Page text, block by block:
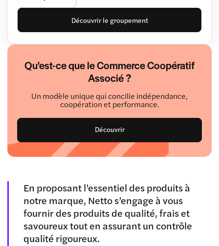
Découvrir le groupement
Qu'est-ce que le Commerce Coopératif
Associé ?
Un modèle unique qui concilie indépendance,
coopération et performance.
Découvrir
En proposant l’essentiel des produits à
notre marque, Netto s’engage à vous
fournir des produits de qualité, frais et
savoureux tout en assurant un contrôle
qualité rigoureux.